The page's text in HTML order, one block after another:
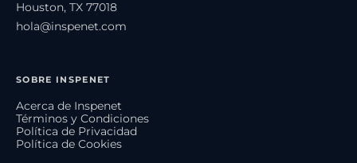
Houston, TX 77018
hola@inspenet.com
SOBRE INSPENET
Acerca de Inspenet
Términos y Condiciones
Política de Privacidad
Política de Cookies